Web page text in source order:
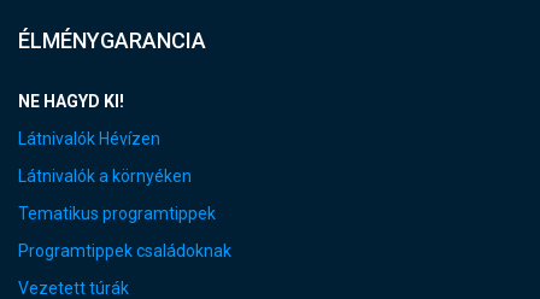
ÉLMÉNYGARANCIA
NE HAGYD KI!
Látnivalók Hévízen
Látnivalók a környéken
Tematikus programtippek
Programtippek családoknak
Vezetett túrák